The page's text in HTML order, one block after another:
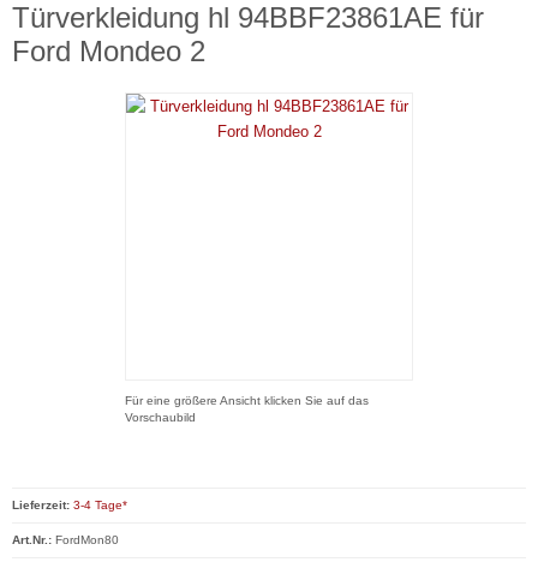
Türverkleidung hl 94BBF23861AE für
Ford Mondeo 2
Für eine größere Ansicht klicken Sie auf das
Vorschaubild
Lieferzeit: 3-4 Tage*
Art.Nr.: FordMon80